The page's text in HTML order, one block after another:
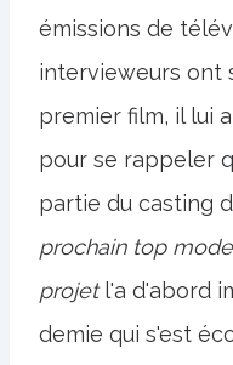
émissions de
intervieweurs ont
premier film, il lui
pour se rappeler
partie du casting
prochain top
projetl'a d'abord
demie qui s'est